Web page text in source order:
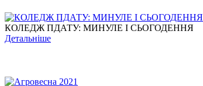
КОЛЕДЖ ПДАТУ: МИНУЛЕ І СЬОГОДЕННЯ
Детальніше